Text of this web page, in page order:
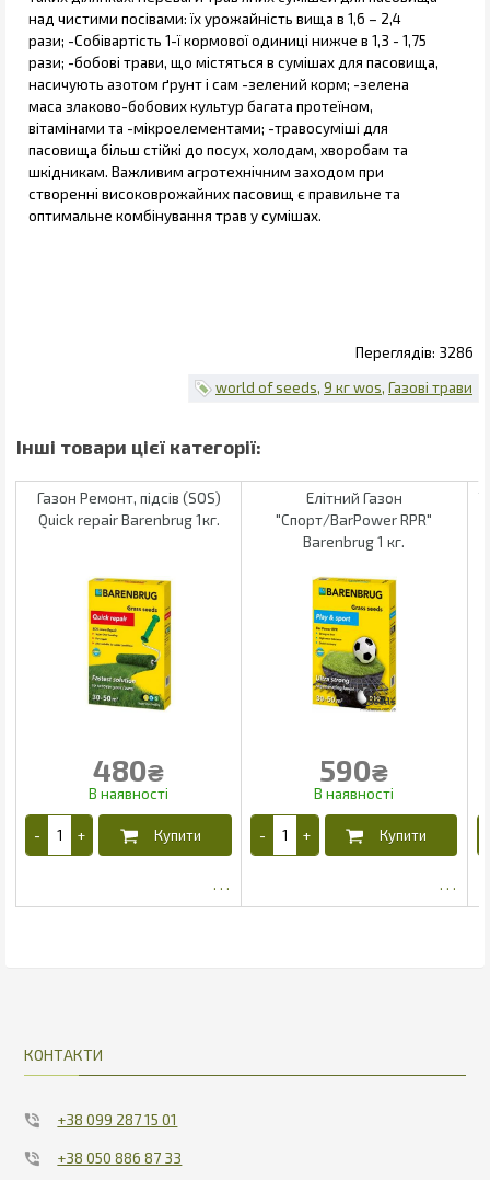
над чистими посівами: їх урожайність вища в 1,6 – 2,4
рази; -Собівартість 1-ї кормової одиниці нижче в 1,3 - 1,75
рази; -бобові трави, що містяться в сумішах для пасовища,
насичують азотом ґрунт і сам -зелений корм; -зелена
маса злаково-бобових культур багата протеїном,
вітамінами та -мікроелементами; -травосуміші для
пасовища більш стійкі до посух, холодам, хворобам та
шкідникам. Важливим агротехнічним заходом при
створенні високоврожайних пасовищ є правильне та
оптимальне комбінування трав у сумішах.
3286
world of seeds 9 кг wos Газові трави
Газон Ремонт, підсів (SOS)
Quick repair Barenbrug 1кг.
480₴
Елітний Газон
"Спорт/BarPower RPR"
Barenbrug 1 кг.
590₴
КОНТАКТИ
+38 099 287 15 01
+38 050 886 87 33